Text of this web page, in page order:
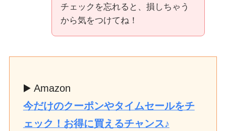
チェックを忘れると、損しちゃう
から気をつけてね！
▶️ Amazon
今だけのクーポンやタイムセールをチ
ェック！お得に買えるチャンス♪